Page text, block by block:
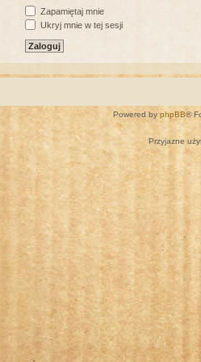
Zapamiętaj mnie
Ukryj mnie w tej sesji
Powered by phpBB®
Przyjazne